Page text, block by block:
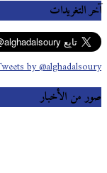
آخر التغريدات
Tweets by @alghadalsoury
صور من الأخبار